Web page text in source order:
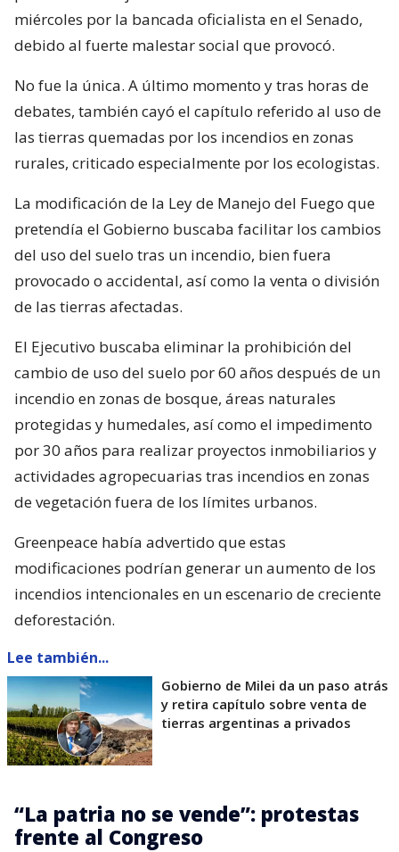
miércoles por la bancada oficialista en el Senado,
debido al fuerte malestar social que provocó.
No fue la única. A último momento y tras horas de
debates, también cayó el capítulo referido al uso de
las tierras quemadas por los incendios en zonas
rurales, criticado especialmente por los ecologistas.
La modificación de la Ley de Manejo del Fuego que
pretendía el Gobierno buscaba facilitar los cambios
del uso del suelo tras un incendio, bien fuera
provocado o accidental, así como la venta o división
de las tierras afectadas.
El Ejecutivo buscaba eliminar la prohibición del
cambio de uso del suelo por 60 años después de un
incendio en zonas de bosque, áreas naturales
protegidas y humedales, así como el impedimento
por 30 años para realizar proyectos inmobiliarios y
actividades agropecuarias tras incendios en zonas
de vegetación fuera de los límites urbanos.
Greenpeace había advertido que estas
modificaciones podrían generar un aumento de los
incendios intencionales en un escenario de creciente
deforestación.
Lee también...
Gobierno de Milei da un paso atrás
y retira capítulo sobre venta de
tierras argentinas a privados
“La patria no se vende”: protestas
frente al Congreso